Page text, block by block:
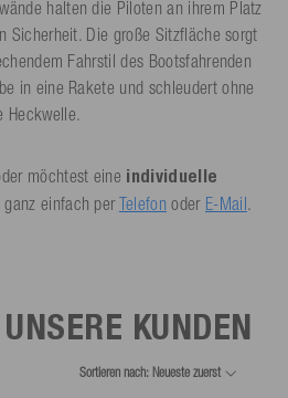
halten die Piloten an ihrem Platz
Sicherheit. Die große Sitzfläche sorgt
Fahrstil des Bootsfahrenden
in eine Rakete und schleudert ohne
Heckwelle.
möchtest eine individuelle
einfach perTelefon oder E-Mail.
KUNDEN
Sortieren nach: Neueste zuerst